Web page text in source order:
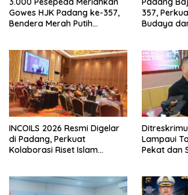
Gowes HJK Padang ke-357,
Bendera Merah Putih
357,
Budaya
INCOILS 2026 Resmi Digelar
di Padang, Perkuat
Kolaborasi Riset Islam
Lampaui
Pekat dan